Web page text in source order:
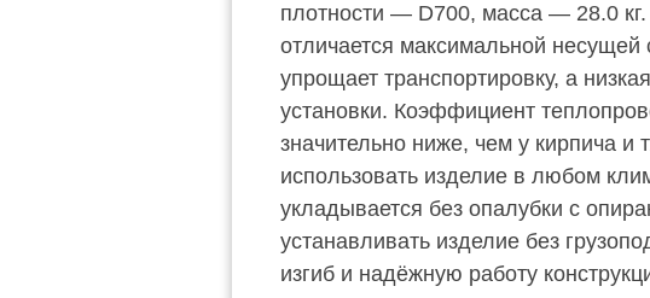
плотности — D700, масса — 28.0
отличается максимальной
упрощает транспортировку, а
установки. Коэффициент
значительно ниже, чем у кирпича и
использовать изделие в любом
укладывается без опалубки с
устанавливать изделие без
изгиб и надёжную работу